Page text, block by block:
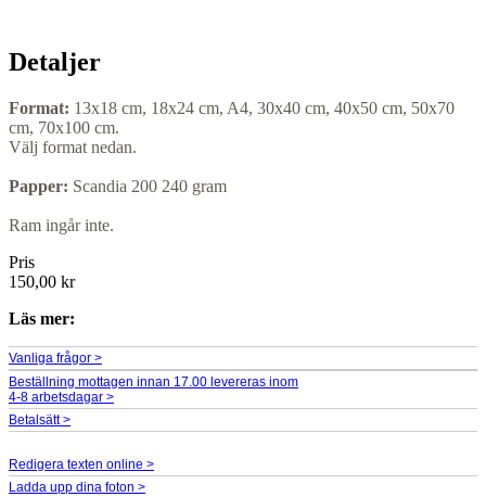
Detaljer
Format: 13x18 cm, 18x24 cm, A4, 30x40 cm, 40x50 cm, 50x70
cm, 70x100 cm.
Välj format nedan.
Papper: Scandia 200 240 gram
Ram ingår inte.
Pris
150,00 kr
Läs mer:
Vanliga frågor >
Beställning mottagen innan 17.00 levereras inom
4-8 arbetsdagar >
Betalsätt >
Redigera texten online >
Ladda upp dina foton >